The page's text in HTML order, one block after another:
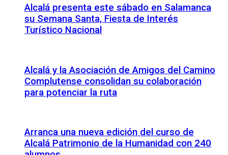
Alcalá presenta este sábado en Salamanca
su Semana Santa, Fiesta de Interés
Turístico Nacional
Alcalá y la Asociación de Amigos del Camino
Complutense consolidan su colaboración
para potenciar la ruta
Arranca una nueva edición del curso de
Alcalá Patrimonio de la Humanidad con 240